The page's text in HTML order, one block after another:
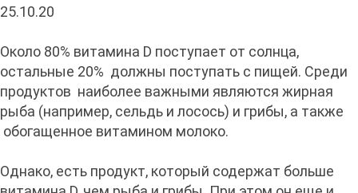
25.10.20
Около 80% витамина D поступает от солнца,
остальные 20% должны поступать с пищей. Среди
продуктов наиболее важными являются жирная
рыба (например, сельдь и лосось) и грибы, а также
обогащенное витамином молоко.
Однако, есть продукт, который содержат больше